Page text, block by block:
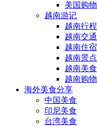
美国购物
越南游记
越南行程
越南交通
越南住宿
越南景点
越南美食
越南购物
海外美食分享
中国美食
印尼美食
台湾美食